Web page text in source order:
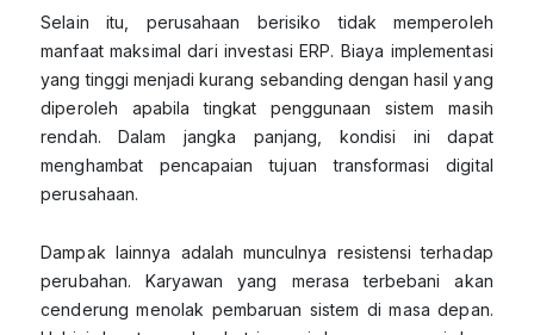
Selain itu, perusahaan berisiko tidak memperoleh
manfaat maksimal dari investasi ERP. Biaya implementasi
yang tinggi menjadi kurang sebanding dengan hasil yang
diperoleh apabila tingkat penggunaan sistem masih
rendah. Dalam jangka panjang, kondisi ini dapat
menghambat pencapaian tujuan transformasi digital
perusahaan.
Dampak lainnya adalah munculnya resistensi terhadap
perubahan. Karyawan yang merasa terbebani akan
cenderung menolak pembaruan sistem di masa depan.